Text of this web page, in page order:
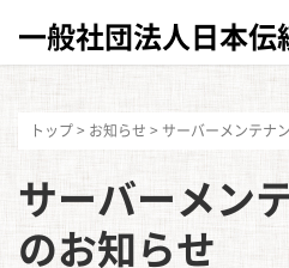
一般社団法人日本伝
トップ> お知らせ > サーバーメンテナ
サーバーメン
のお知らせ